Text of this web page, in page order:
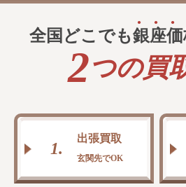
全国どこでも銀座価
2つの買
1.
出張買取
玄関先でOK